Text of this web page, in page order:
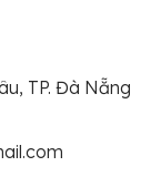
TP. Đà Nẵng